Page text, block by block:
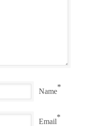
Name
*
Email
*